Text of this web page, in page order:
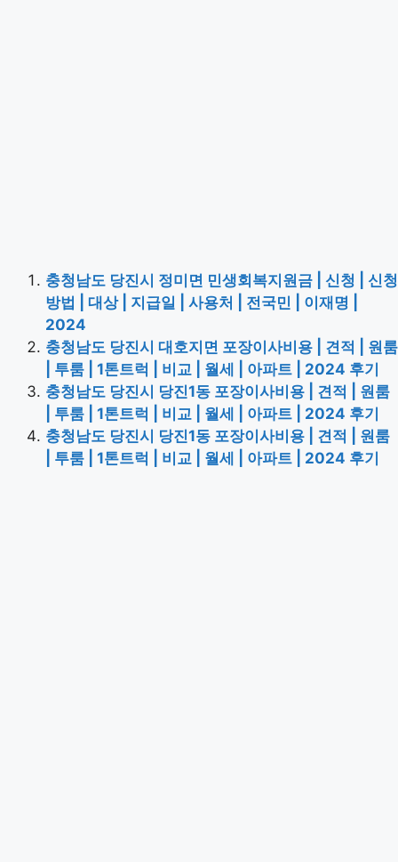
충청남도 당진시 정미면 민생회복지원금 | 신청 | 신청
방법 | 대상 | 지급일 | 사용처 | 전국민 | 이재명 |
2024
충청남도 당진시 대호지면 포장이사비용 | 견적 | 원룸
| 투룸 | 1톤트럭 | 비교 | 월세 | 아파트 | 2024 후기
충청남도 당진시 당진1동 포장이사비용 | 견적 | 원룸
| 투룸 | 1톤트럭 | 비교 | 월세 | 아파트 | 2024 후기
충청남도 당진시 당진1동 포장이사비용 | 견적 | 원룸
| 투룸 | 1톤트럭 | 비교 | 월세 | 아파트 | 2024 후기